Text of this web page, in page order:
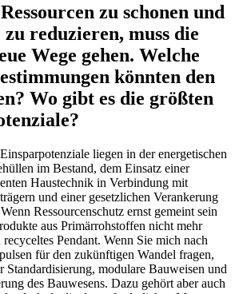
zu schonen und
zu reduzieren, muss die
Wege gehen. Welche
könnten den
Wo gibt es die größten
liegen in der energetischen
im Bestand, dem Einsatz einer
Haustechnik in Verbindung mit
und einer gesetzlichen Verankerung
Ressourcenschutz ernst gemeint sein
aus Primärrohstoffen nicht mehr
Pendant. Wenn Sie mich nach
für den zukünftigen Wandel fragen,
Standardisierung, modulare Bauweisen und
des Bauwesens. Dazu gehört aber auch